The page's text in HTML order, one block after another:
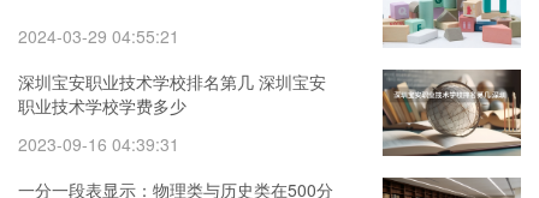
2024-03-29 04:55:21
深圳宝安职业技术学校排名第几 深圳宝安
职业技术学校学费多少
2023-09-16 04:39:31
一分一段表显示：物理类与历史类在500分